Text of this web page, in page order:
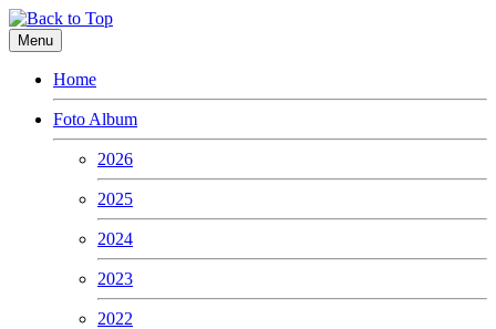
Menu
Home
Foto Album
2026
2025
2024
2023
2022